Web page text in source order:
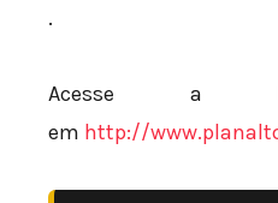
.
Acesse a lei
em http://